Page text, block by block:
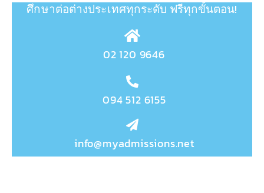
ศึกษาต่อต่างประเทศทุกระดับ ฟรีทุกขั้นตอน!
02 120 9646
094 512 6155
info@myadmissions.net